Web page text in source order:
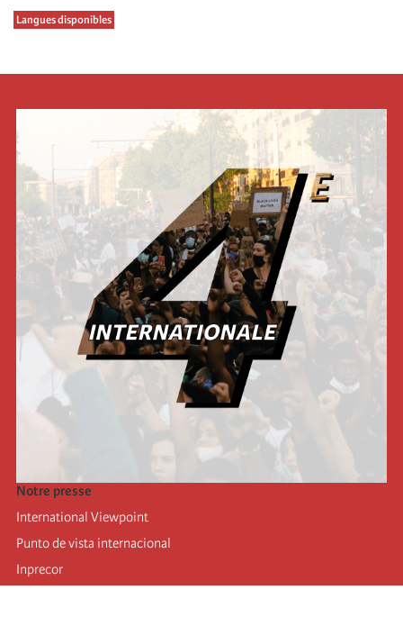
Langues disponibles
Notre presse
International Viewpoint
Punto de vista internacional
Inprecor